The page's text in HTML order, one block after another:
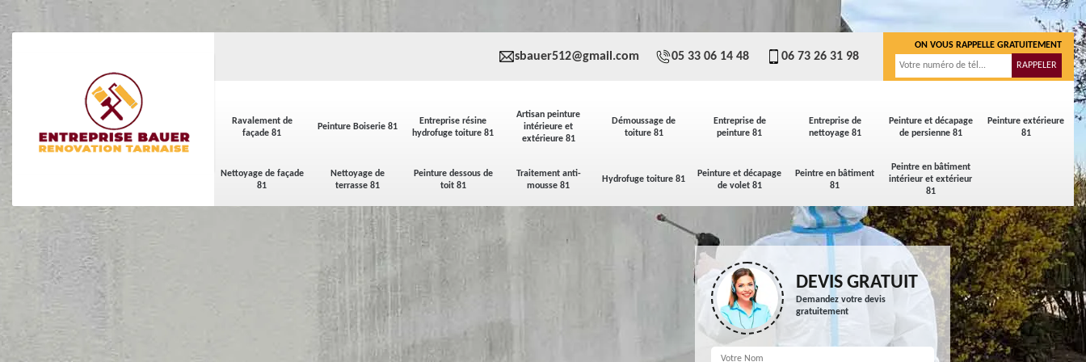
Ravalement de
façade 81
Peinture Boiserie 81
Entreprise résine
hydrofuge toiture 81
Artisan peinture
intérieure et
extérieure 81
Démoussage de
toiture 81
Entreprise de
peinture 81
Entreprise de
nettoyage 81
Peinture et décapage
de persienne 81
Peinture extérieure
81
Nettoyage de façade
81
Nettoyage de
terrasse 81
Peinture dessous de
toit 81
Traitement anti-
mousse 81
Hydrofuge toiture 81
Peinture et décapage
de volet 81
Peintre en bâtiment
81
Peintre en bâtiment
intérieur et extérieur
81
sbauer512@gmail.com 05 33 06 14 48 06 73 26 31 98
ON VOUS RAPPELLE GRATUITEMENT
DEVIS GRATUIT
Demandez votre devis
gratuitement